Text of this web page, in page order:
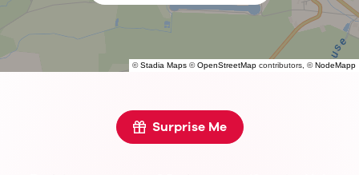
©Stadia Maps ©OpenStreetMap contributors, ©NodeMapp
Surprise Me